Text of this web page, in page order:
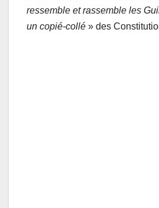
ressemble et rassemble les
un copié-collé » des